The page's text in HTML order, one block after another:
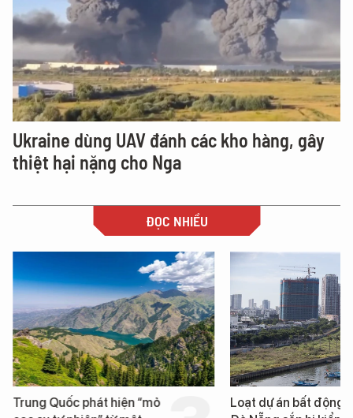
Ukraine dùng UAV đánh các kho hàng, gây
thiệt hại nặng cho Nga
ĐỌC NHIỀU
Trung Quốc phát hiện “mỏ
Loạt dự án bất động